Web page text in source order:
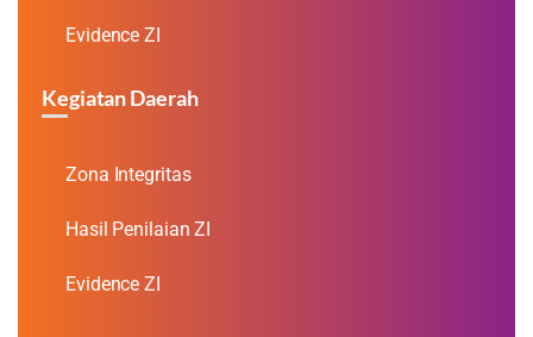
Evidence ZI
Kegiatan Daerah
Zona Integritas
Hasil Penilaian ZI
Evidence ZI